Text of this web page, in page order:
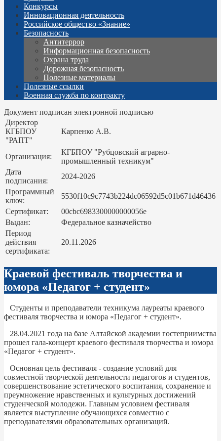
Конкурсы
Инновационная деятельность
Российское общество «Знание»
Безопасность
Антитеррор
Информационная безопасность
Охрана труда
Дорожная безопасность
Полезные материалы
Полезные ссылки
Военная служба по контракту
Документ подписан электронной подписью
Директор
КГБПОУ
"РАПТ"
Карпенко А.В.
Организация:
КГБПОУ "Рубцовский аграрно-
промышленный техникум"
Дата
подписания:
2024-2026
Программный
ключ:
5530f10c9c7743b224dc06592d5c01b671d46436
Сертификат:
00cbc6983300000000056e
Выдан:
Федеральное казначейство
Период
действия
сертификата:
20.11.2026
Краевой фестиваль творчества и
юмора «Педагог + студент»
Студенты и преподаватели техникума лауреаты краевого
фестиваля творчества и юмора «Педагог + студент».
28.04.2021 года на базе Алтайской академии гостеприимства
прошел гала-концерт краевого фестиваля творчества и юмора
«Педагог + студент».
Основная цель фестиваля - создание условий для
совместной творческой деятельности педагогов и студентов,
совершенствование эстетического воспитания, сохранение и
преумножение нравственных и культурных достижений
студенческой молодежи. Главным условием фестиваля
является выступление обучающихся совместно с
преподавателями образовательных организаций.